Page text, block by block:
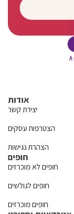
אודות
יצירת קשר
הצטרפות עסקים
הצהרת נגישות
חופים
חופים לא מוכרזים
חופים לגולשים
חופים מוכרזים